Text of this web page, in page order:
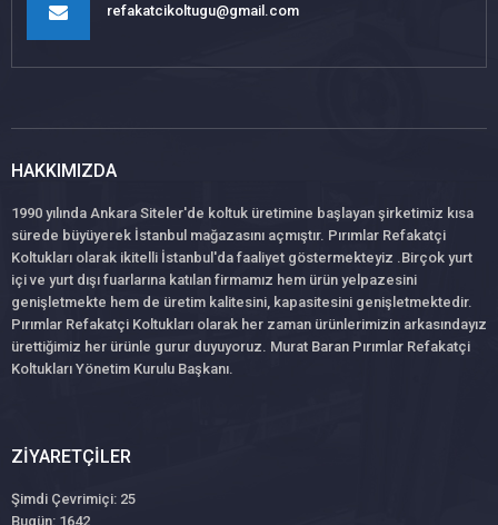
refakatcikoltugu@gmail.com
HAKKIMIZDA
1990 yılında Ankara Siteler'de koltuk üretimine başlayan şirketimiz kısa
sürede büyüyerek İstanbul mağazasını açmıştır. Pırımlar Refakatçi
Koltukları olarak ikitelli İstanbul'da faaliyet göstermekteyiz .Birçok yurt
içi ve yurt dışı fuarlarına katılan firmamız hem ürün yelpazesini
genişletmekte hem de üretim kalitesini, kapasitesini genişletmektedir.
Pırımlar Refakatçi Koltukları olarak her zaman ürünlerimizin arkasındayız
ürettiğimiz her ürünle gurur duyuyoruz. Murat Baran Pırımlar Refakatçi
Koltukları Yönetim Kurulu Başkanı.
ZIYARETÇILER
Şimdi Çevrimiçi: 25
Bugün: 1642